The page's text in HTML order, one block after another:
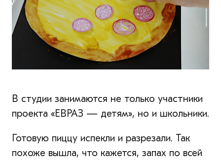
В студии занимаются не только участники
проекта «ЕВРАЗ — детям», но и школьники.
Готовую пиццу испекли и разрезали. Так
похоже вышла, что кажется, запах по всей